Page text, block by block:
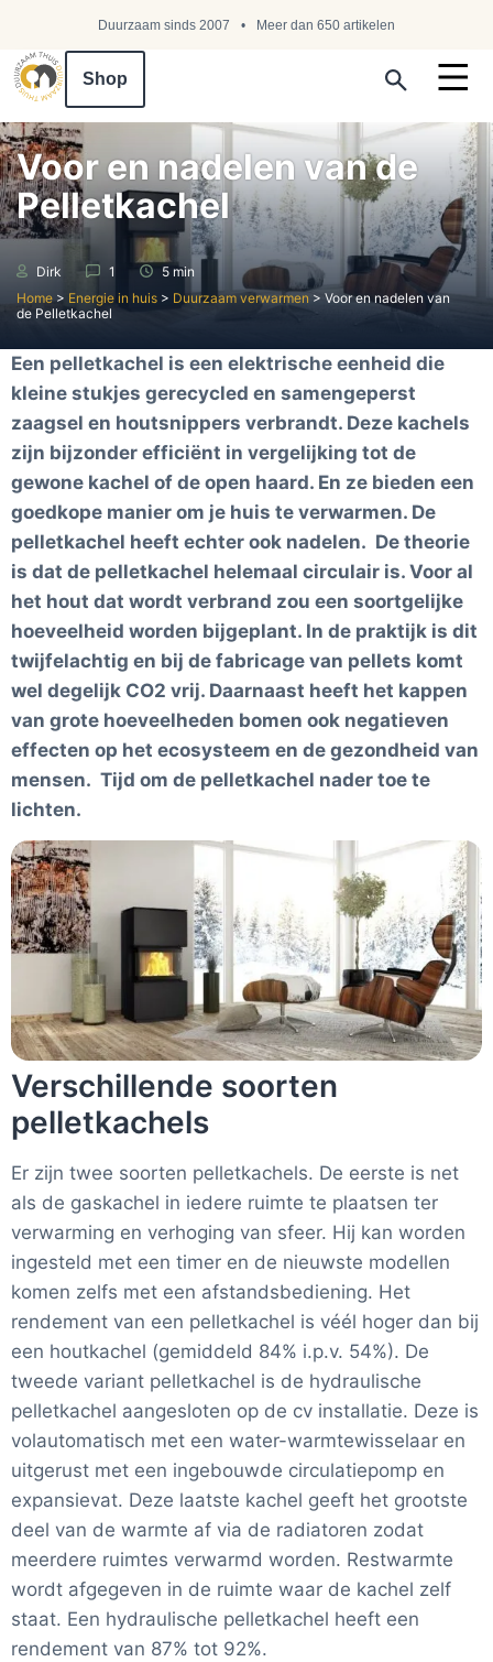
Duurzaam sinds 2007 Meer dan 650 artikelen
Shop
Voor en nadelen van de
Pelletkachel
Dirk 1
5 min
Home > Energie in huis > Duurzaam verwarmen > Voor en nadelen van
de Pelletkachel
Een pelletkachel is een elektrische eenheid die
kleine stukjes gerecycled en samengeperst
zaagsel en houtsnippers verbrandt. Deze kachels
zijn bijzonder efficiënt in vergelijking tot de
gewone kachel of de open haard. En ze bieden een
goedkope manier om je huis te verwarmen. De
pelletkachel heeft echter ook nadelen. De theorie
is dat de pelletkachel helemaal circulair is. Voor al
het hout dat wordt verbrand zou een soortgelijke
hoeveelheid worden bijgeplant. In de praktijk is dit
twijfelachtig en bij de fabricage van pellets komt
wel degelijk CO2 vrij. Daarnaast heeft het kappen
van grote hoeveelheden bomen ook negatieven
effecten op het ecosysteem en de gezondheid van
mensen. Tijd om de pelletkachel nader toe te
lichten.
Verschillende soorten
pelletkachels
Er zijn twee soorten pelletkachels. De eerste is net
als de gaskachel in iedere ruimte te plaatsen ter
verwarming en verhoging van sfeer. Hij kan worden
ingesteld met een timer en de nieuwste modellen
komen zelfs met een afstandsbediening. Het
rendement van een pelletkachel is véél hoger dan bij
een houtkachel (gemiddeld 84% i.p.v. 54%). De
tweede variant pelletkachel is de hydraulische
pelletkachel aangesloten op de cv installatie. Deze is
volautomatisch met een water-warmtewisselaar en
uitgerust met een ingebouwde circulatiepomp en
expansievat. Deze laatste kachel geeft het grootste
deel van de warmte af via de radiatoren zodat
meerdere ruimtes verwarmd worden. Restwarmte
wordt afgegeven in de ruimte waar de kachel zelf
staat. Een hydraulische pelletkachel heeft een
rendement van 87% tot 92%.